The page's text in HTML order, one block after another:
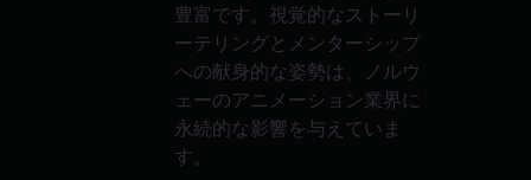
豊富です。視覚的なストーリ
ーテリングとメンターシップ
への献身的な姿勢は、ノルウ
ェーのアニメーション業界に
永続的な影響を与えていま
す。